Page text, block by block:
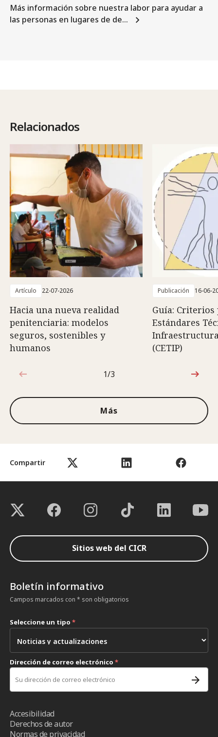
Compartir
Más información sobre nuestra labor para ayudar a
las personas en lugares de de…
Relacionados
Artículo 22-07-2026
Hacia una nueva realidad
penitenciaria: modelos
seguros, sostenibles y
humanos
Publicación 16-06-
Guía: Criterios
Estándares
(CETIP)
1de3
1/3
Más
Sitios web del CICR
Boletín informativo
Campos marcados con * son obligatorios
Seleccione un tipo *
Dirección de correo electrónico *
Accesibilidad
Derechos de autor
Normas de privacidad